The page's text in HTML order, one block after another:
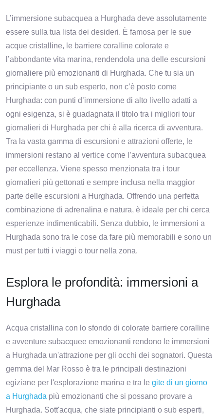
L’immersione subacquea a Hurghada deve assolutamente
essere sulla tua lista dei desideri. È famosa per le sue
acque cristalline, le barriere coralline colorate e
l’abbondante vita marina, rendendola una delle escursioni
giornaliere più emozionanti di Hurghada. Che tu sia un
principiante o un sub esperto, non c’è posto come
Hurghada: con punti d’immersione di alto livello adatti a
ogni esigenza, si è guadagnata il titolo tra i migliori tour
giornalieri di Hurghada per chi è alla ricerca di avventura.
Tra la vasta gamma di escursioni e attrazioni offerte, le
immersioni restano al vertice come l’avventura subacquea
per eccellenza. Viene spesso menzionata tra i tour
giornalieri più gettonati e sempre inclusa nella maggior
parte delle escursioni a Hurghada. Offrendo una perfetta
combinazione di adrenalina e natura, è ideale per chi cerca
esperienze indimenticabili. Senza dubbio, le immersioni a
Hurghada sono tra le cose da fare più memorabili e sono un
must per tutti i viaggi o tour nella zona.
Esplora le profondità: immersioni a
Hurghada
Acqua cristallina con lo sfondo di colorate barriere coralline
e avventure subacquee emozionanti rendono le immersioni
a Hurghada un'attrazione per gli occhi dei sognatori. Questa
gemma del Mar Rosso è tra le principali destinazioni
egiziane per l'esplorazione marina e tra le gite di un giorno
a Hurghada più emozionanti che si possano provare a
Hurghada. Sott'acqua, che siate principianti o sub esperti,